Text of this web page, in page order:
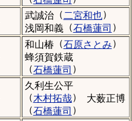
武誠治（ 二宮和也）
浅岡和義（石橋蓮司 ）
和山椿（石原さとみ）
蜂須賀鉄蔵
（石橋蓮司 ）
久利生公平
（木村拓哉）
大薮正博
（石橋蓮司 ）